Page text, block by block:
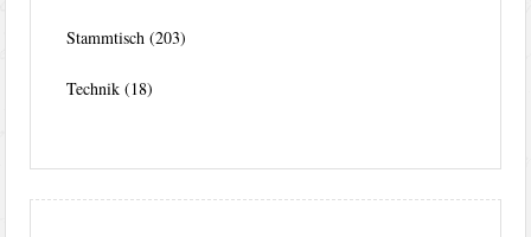
Stammtisch (203)
Technik (18)